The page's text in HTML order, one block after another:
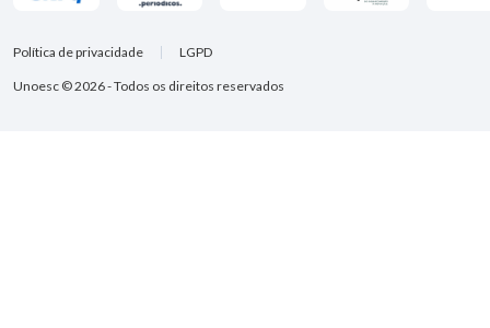
Unoesc © 2026 - Todos os direitos reservados
Política de privacidade LGPD